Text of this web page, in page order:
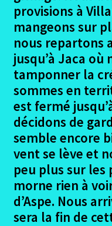
Eurovelo6
Autres trajets VTT
Randonnées pédestres
Me contacter
provisions à
mangeons sur
nous repartons
jusqu’à Jaca où
tamponner la
sommes en
est fermé
décidons de
semble encore
vent se lève et
peu plus sur les
morne rien à
d’Aspe. Nous
sera la fin de